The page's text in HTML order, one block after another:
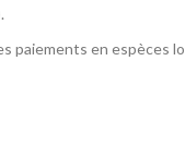
paiements en espèces